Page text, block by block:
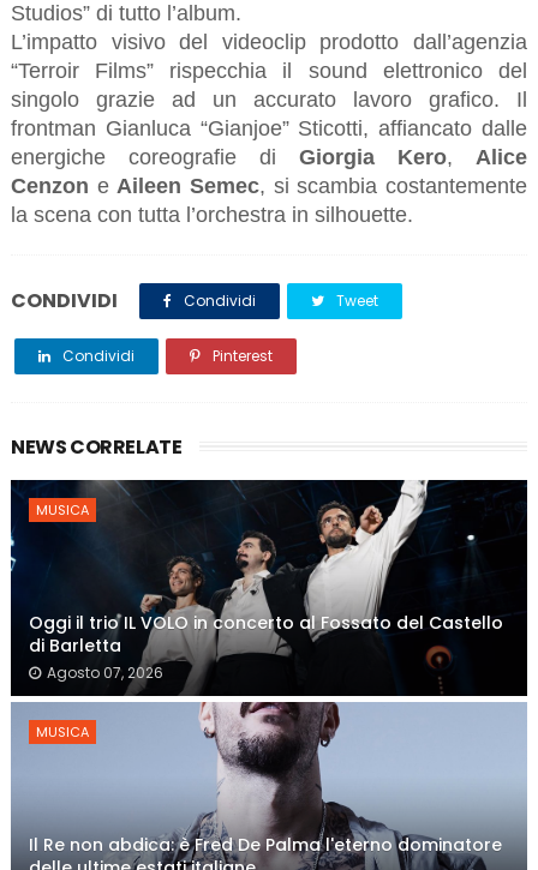
Studios” di tutto l’album.
L’impatto visivo del videoclip prodotto dall’agenzia
“Terroir Films” rispecchia il sound elettronico del
singolo grazie ad un accurato lavoro grafico. Il
frontman Gianluca “Gianjoe” Sticotti, affiancato dalle
energiche coreografie di Giorgia Kero, Alice
Cenzon e Aileen Semec, si scambia costantemente
la scena con tutta l’orchestra in silhouette.
CONDIVIDI Condividi Tweet
Condividi Pinterest
NEWS CORRELATE
MUSICA
Oggi il trio IL VOLO in concerto al Fossato del Castello
di Barletta
Agosto 07, 2026
MUSICA
Il Re non abdica: è Fred De Palma l'eterno dominatore